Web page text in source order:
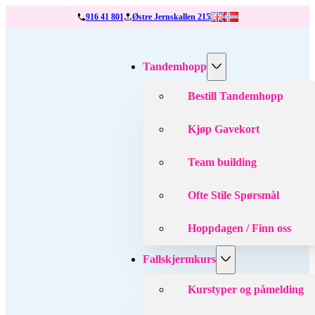
916 41 801 Østre Jernskallen 215
Tandemhopp
Bestill Tandemhopp
Kjøp Gavekort
Team building
Ofte Stile Spørsmål
Hoppdagen / Finn oss
Fallskjermkurs
Kurstyper og påmelding